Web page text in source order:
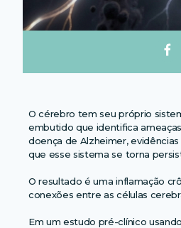
O cérebro tem seu próprio
embutido que identifica
doença de Alzheimer,
que esse sistema se torna
O resultado é uma inflamação
conexões entre as células
Em um estudo pré-clínico